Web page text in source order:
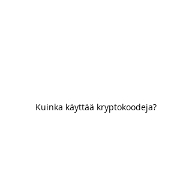
Kuinka käyttää kryptokoodeja?